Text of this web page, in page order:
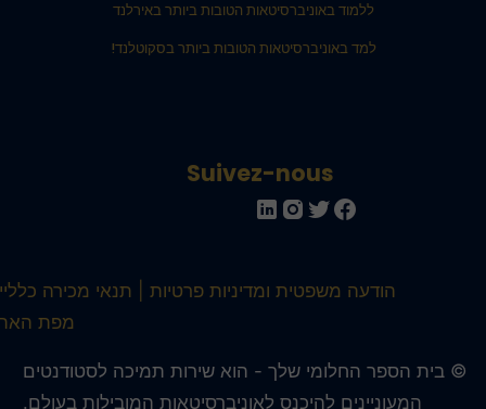
ללמוד באוניברסיטאות הטובות ביותר באירלנד
למד באוניברסיטאות הטובות ביותר בסקוטלנד!
Suivez-nous
הודעה משפטית ומדיניות פרטיות
תנאי מכירה כלליים
מפת האתר
בית הספר החלומי שלך - הוא שירות תמיכה לסטודנטים
המעוניינים להיכנס לאוניברסיטאות המובילות בעולם.